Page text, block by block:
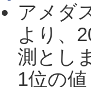
アメダ
より、
測とし
1位の